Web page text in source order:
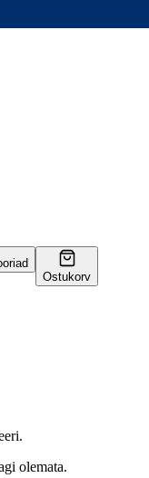
Ostukorv
olemata.